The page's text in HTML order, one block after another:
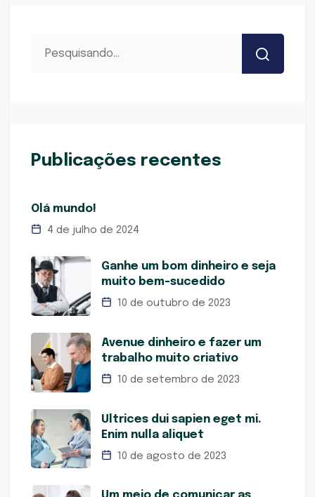
Publicações recentes
Olá mundo!
4 de julho de 2024
Ganhe um bom dinheiro e seja
muito bem-sucedido
10 de outubro de 2023
Avenue dinheiro e fazer um
trabalho muito criativo
10 de setembro de 2023
Ultrices dui sapien eget mi.
Enim nulla aliquet
10 de agosto de 2023